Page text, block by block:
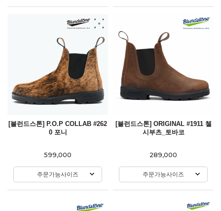
[블런드스톤] P.O.P COLLAB #262
0 포니
599,000
주문가능사이즈
[블런드스톤] ORIGINAL #1911 첼
시부츠_토바코
289,000
주문가능사이즈